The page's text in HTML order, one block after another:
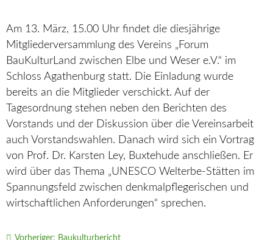
Am 13. März, 15.00 Uhr findet die diesjährige
Mitgliederversammlung des Vereins „Forum
BauKulturLand zwischen Elbe und Weser e.V.“ im
Schloss Agathenburg statt. Die Einladung wurde
bereits an die Mitglieder verschickt. Auf der
Tagesordnung stehen neben den Berichten des
Vorstands und der Diskussion über die Vereinsarbeit
auch Vorstandswahlen. Danach wird sich ein Vortrag
von Prof. Dr. Karsten Ley, Buxtehude anschließen. Er
wird über das Thema „UNESCO Welterbe-Stätten im
Spannungsfeld zwischen denkmalpflegerischen und
wirtschaftlichen Anforderungen“ sprechen.
Vorheriger: Baukulturbericht